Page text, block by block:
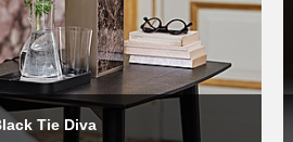
Tie Diva